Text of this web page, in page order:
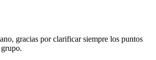
gracias por clarificar siempre los puntos